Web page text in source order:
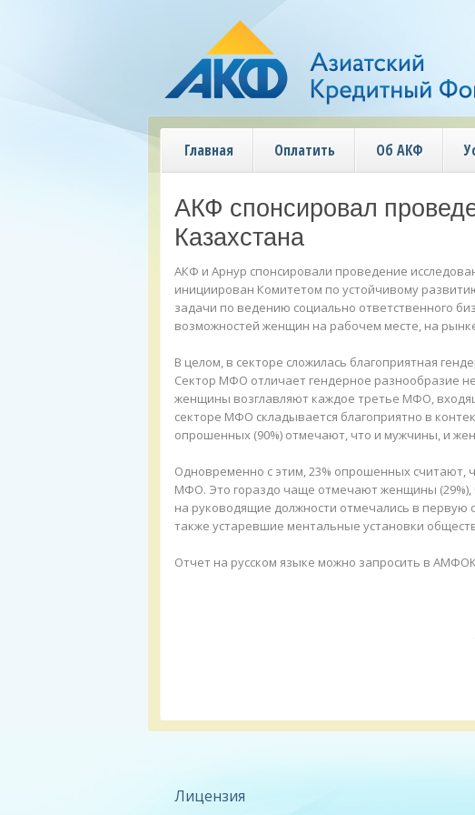
Главная Оплатить Об АКФ
АКФ спонсировал
Казахстана
АКФ и Арнур спонсировали проведение
инициирован Комитетом по устойчивому
задачи по ведению социально ответственного
возможностей женщин на рабочем месте, на
В целом, в секторе сложилась благоприятная
Сектор МФО отличает гендерное разнообразие
женщины возглавляют каждое третье МФО,
секторе МФО складывается благоприятно в
опрошенных (90%) отмечают, что и мужчины, и
Одновременно с этим, 23% опрошенных
МФО. Это гораздо чаще отмечают женщины (29%),
на руководящие должности отмечались в первую
также устаревшие ментальные установки
Отчет на русском языке можно запросить в
Лицензия